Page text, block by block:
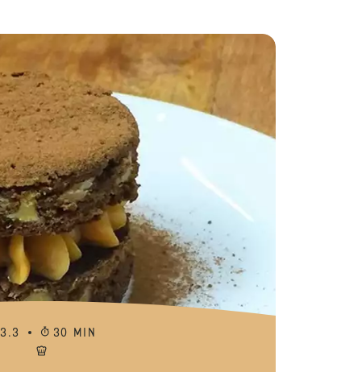
Petit Gateau Recheado com Caramelo
3.3 30 MIN